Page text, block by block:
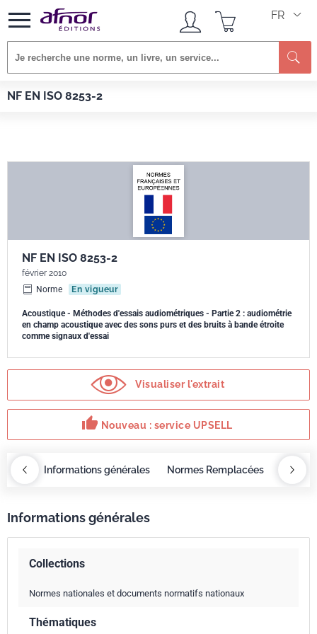
FR
NF EN ISO 8253-2
Afnor EDITIONS Normes
NF EN ISO 8253-2
février 2010
Norme
En vigueur
Acoustique - Méthodes d'essais audiométriques - Partie 2 : audiométrie
en champ acoustique avec des sons purs et des bruits à bande étroite
comme signaux d'essai
Visualiser l'extrait
thumb_up Nouveau : service UPSELL
Informations générales Normes Remplacées
Informations générales
Collections
Normes nationales et documents normatifs nationaux
Thématiques